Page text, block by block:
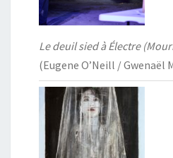
Le deuil sied à Électre
(Eugene O’Neill / Gwenaël